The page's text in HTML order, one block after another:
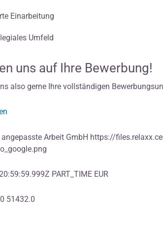
Einarbeitung
Umfeld
uns auf Ihre Bewerbung!
also gerne Ihre vollständigen
Arbeit GmbH https://
PART_TIME EUR
51432.0